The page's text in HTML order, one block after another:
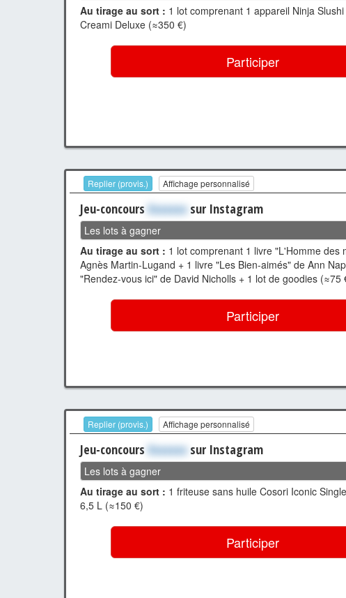
Au tirage au sort : 1 lot comprenant 1 appareil Ninja
Creami Deluxe (≈350 €)
Participer
Replier (provis.) Affichage personnalisé
Jeu-concours Xxxxxxx sur Instagram
Les lots à gagner
Au tirage au sort : 1 lot comprenant 1 livre "L'Homme des
Agnès Martin-Lugand + 1 livre "Les Bien-aimés" de Ann
"Rendez-vous ici" de David Nicholls + 1 lot de goodies (≈75
Participer
Replier (provis.) Affichage personnalisé
Jeu-concours Xxxxxxx sur Instagram
Les lots à gagner
Au tirage au sort : 1 friteuse sans huile Cosori Iconic
6,5 L (≈150 €)
Participer